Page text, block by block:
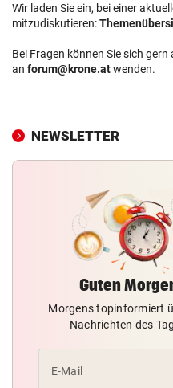
Wir laden Sie ein, bei einer
mitzudiskutieren:
Bei Fragen können Sie sich
an forum@krone.atwenden.
NEWSLETTER
Guten
Morgens topinformiert
Nachrichten des
E-Mail